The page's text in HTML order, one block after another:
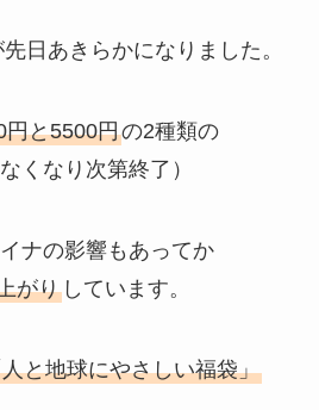
日あきらかになりました。
円と5500円の2種類の
くなり次第終了）
ナの影響もあってか
がりしています。
と地球にやさしい福袋」